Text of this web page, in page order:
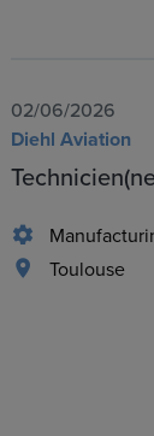
02/06/2026
Diehl Aviation
Toulouse